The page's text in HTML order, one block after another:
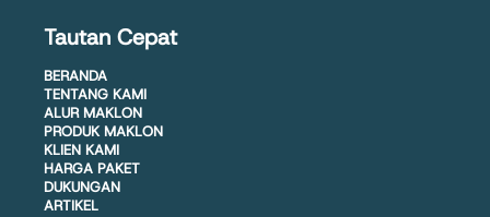
Tautan Cepat
BERANDA
TENTANG KAMI
ALUR MAKLON
PRODUK MAKLON
KLIEN KAMI
HARGA PAKET
DUKUNGAN
ARTIKEL